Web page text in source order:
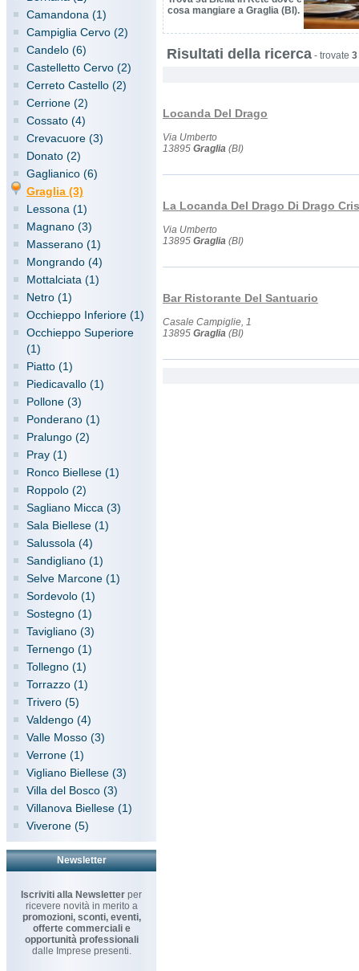
Camandona (1)
Campiglia Cervo (2)
Candelo (6)
Castelletto Cervo (2)
Cerreto Castello (2)
Cerrione (2)
Cossato (4)
Crevacuore (3)
Donato (2)
Gaglianico (6)
Graglia (3)
Lessona (1)
Magnano (3)
Masserano (1)
Mongrando (4)
Mottalciata (1)
Netro (1)
Occhieppo Inferiore (1)
Occhieppo Superiore
(1)
Piatto (1)
Piedicavallo (1)
Pollone (3)
Ponderano (1)
Pralungo (2)
Pray (1)
Ronco Biellese (1)
Roppolo (2)
Sagliano Micca (3)
Sala Biellese (1)
Salussola (4)
Sandigliano (1)
Selve Marcone (1)
Sordevolo (1)
Sostegno (1)
Tavigliano (3)
Ternengo (1)
Tollegno (1)
Torrazzo (1)
Trivero (5)
Valdengo (4)
Valle Mosso (3)
Verrone (1)
Vigliano Biellese (3)
Villa del Bosco (3)
Villanova Biellese (1)
Viverone (5)
Newsletter
Iscriviti alla Newsletter per
ricevere novità in merito a
promozioni, sconti, eventi,
offerte commerciali e
opportunità professionali
dalle Imprese presenti.
cosa mangiare a Graglia (BI).
Risultati della ricerca - trovate 3
Locanda Del Drago
Via Umberto
13895 Graglia (BI)
La Locanda Del Drago Di Drago
Via Umberto
13895 Graglia (BI)
Bar Ristorante Del Santuario
Casale Campiglie, 1
13895 Graglia (BI)